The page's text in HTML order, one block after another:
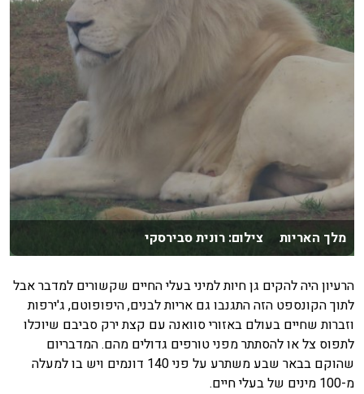
מלך האריות צילום: רונית סבירסקי
הרעיון היה להקים גן חיות למיני בעלי החיים שקשורים למדבר אבל
לתוך הקונספט הזה התגנבו גם אריות לבנים, היפופוטם, ג'ירפות
וזברות שחיים בעולם באזורי סוואנה עם קצת ירק סביבם שיוכלו
לתפוס צל או להסתתר מפני טורפים גדולים מהם. המדבריום
שהוקם בבאר שבע משתרע על פני 140 דונמים ויש בו למעלה
מ-100 מינים של בעלי חיים.